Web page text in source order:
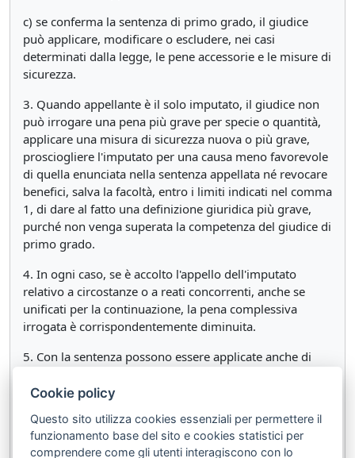
c) se conferma la sentenza di primo grado, il giudice
può applicare, modificare o escludere, nei casi
determinati dalla legge, le pene accessorie e le misure di
sicurezza.
3. Quando appellante è il solo imputato, il giudice non
può irrogare una pena più grave per specie o quantità,
applicare una misura di sicurezza nuova o più grave,
prosciogliere l'imputato per una causa meno favorevole
di quella enunciata nella sentenza appellata né revocare
benefici, salva la facoltà, entro i limiti indicati nel comma
1, di dare al fatto una definizione giuridica più grave,
purché non venga superata la competenza del giudice di
primo grado.
4. In ogni caso, se è accolto l'appello dell'imputato
relativo a circostanze o a reati concorrenti, anche se
unificati per la continuazione, la pena complessiva
irrogata è corrispondentemente diminuita.
5. Con la sentenza possono essere applicate anche di
menzione della condanna nel certificato del casellario
altresì effettuato, quando occorre, il giudizio di
comparazione a norma dell'articolo 69 del codice
Cookie policy
Questo sito utilizza cookies essenziali per permettere il
funzionamento base del sito e cookies statistici per
comprendere come gli utenti interagiscono con lo